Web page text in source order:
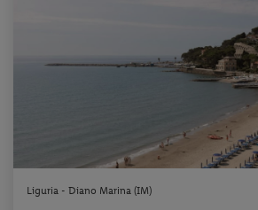
Liguria - Diano Marina (IM)